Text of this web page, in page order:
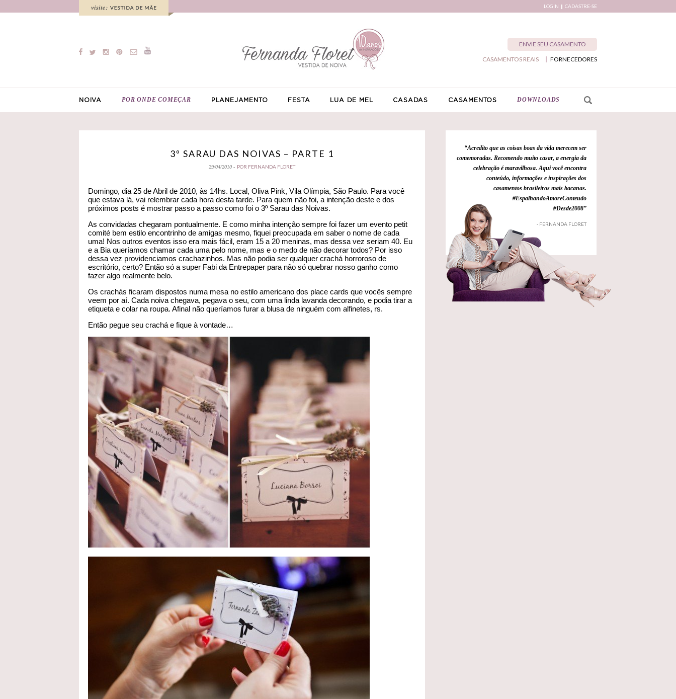
LOGIN CADASTRE-SE
ENVIE SEU CASAMENTO
FORNECEDORES
CASAMENTOS REAIS
NOIVA POR ONDE COMEÇAR PLANEJAMENTO FESTA LUA DE MEL CASADAS CASAMENTOS DOWNLOADS
3º SARAU DAS NOIVAS – PARTE 1
29/04/2010 - POR FERNANDA FLORET
Domingo, dia 25 de Abril de 2010, às 14hs. Local, Oliva Pink, Vila Olímpia, São Paulo. Para você
que estava lá, vai relembrar cada hora desta tarde. Para quem não foi, a intenção deste e dos
próximos posts é mostrar passo a passo como foi o 3º Sarau das Noivas.
As convidadas chegaram pontualmente. E como minha intenção sempre foi fazer um evento petit
comité bem estilo encontrinho de amigas mesmo, fiquei preocupada em saber o nome de cada
uma! Nos outros eventos isso era mais fácil, eram 15 a 20 meninas, mas dessa vez seriam 40. Eu
e a Bia queríamos chamar cada uma pelo nome, mas e o medo de não decorar todos? Por isso
dessa vez providenciamos crachazinhos. Mas não podia ser qualquer crachá horroroso de
escritório, certo? Então só a super Fabi da Entrepaper para não só quebrar nosso ganho como
fazer algo realmente belo.
Os crachás ficaram dispostos numa mesa no estilo americano dos place cards que vocês sempre
veem por aí. Cada noiva chegava, pegava o seu, com uma linda lavanda decorando, e podia tirar a
etiqueta e colar na roupa. Afinal não queríamos furar a blusa de ninguém com alfinetes, rs.
Então pegue seu crachá e fique à vontade…
“Acredito que as coisas boas da vida merecem ser
comemoradas. Recomendo muito casar, a energia da
celebração é maravilhosa. Aqui você encontra
conteúdo, informações e inspirações dos
casamentos brasileiros mais bacanas.
#EspalhandoAmoreConteudo
#Desde2008”
- FERNANDA FLORET